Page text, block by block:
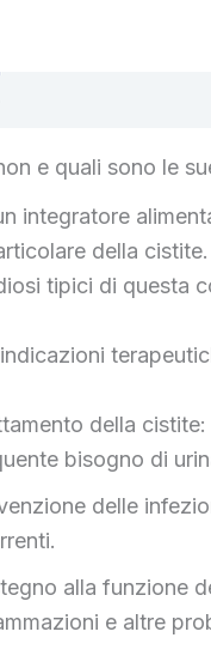
e quali sono le
integratore
della
tipici di questa
della
bisogno di
delle
alla funzione
e altre